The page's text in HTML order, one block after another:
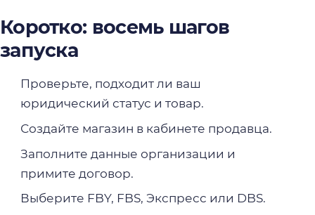
Коротко: восемь шагов
запуска
Проверьте, подходит ли ваш
юридический статус и товар.
Создайте магазин в кабинете продавца.
Заполните данные организации и
примите договор.
Выберите FBY, FBS, Экспресс или DBS.